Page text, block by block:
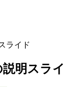
ライド
明スラ